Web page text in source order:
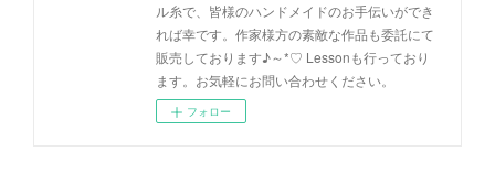
ル糸で、皆様のハンドメイドのお手伝いができ
れば幸です。作家様方の素敵な作品も委託にて
販売しております♪～*♡ Lessonも行っており
ます。お気軽にお問い合わせください。
フォロー